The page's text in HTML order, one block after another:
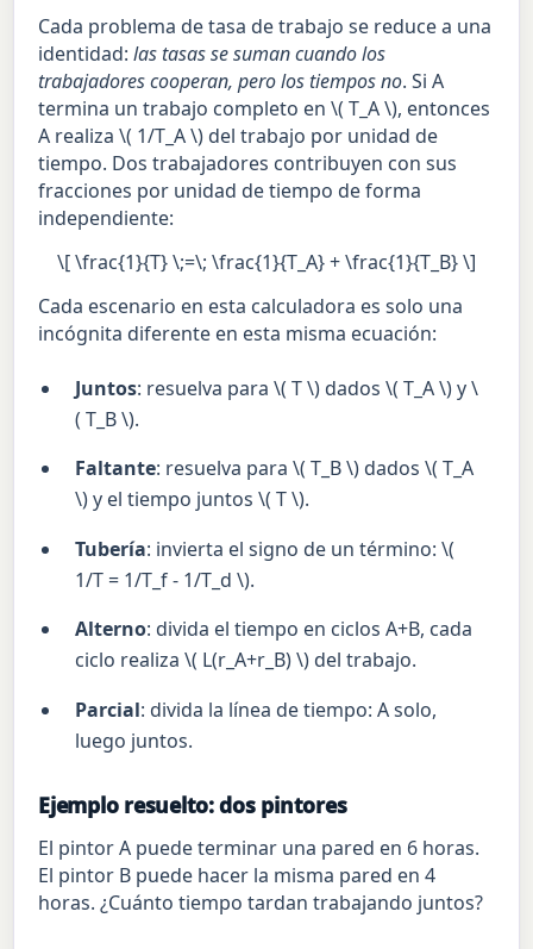
Cada problema de tasa de trabajo se reduce a una
identidad:las tasas se suman cuando los
trabajadores cooperan, pero los tiempos no. Si A
termina un trabajo completo en \( T_A \), entonces
A realiza \( 1/T_A \) del trabajo por unidad de
tiempo. Dos trabajadores contribuyen con sus
fracciones por unidad de tiempo de forma
independiente:
\[ \frac{1}{T} \;=\; \frac{1}{T_A} + \frac{1}{T_B} \]
Cada escenario en esta calculadora es solo una
incógnita diferente en esta misma ecuación:
Juntos: resuelva para \( T \) dados \( T_A \) y \
( T_B \).
Faltante: resuelva para \( T_B \) dados \( T_A
\) y el tiempo juntos \( T \).
Tubería: invierta el signo de un término: \(
1/T = 1/T_f - 1/T_d \).
Alterno: divida el tiempo en ciclos A+B, cada
ciclo realiza \( L(r_A+r_B) \) del trabajo.
Parcial: divida la línea de tiempo: A solo,
luego juntos.
Ejemplo resuelto: dos pintores
El pintor A puede terminar una pared en 6 horas.
El pintor B puede hacer la misma pared en 4
horas. ¿Cuánto tiempo tardan trabajando juntos?